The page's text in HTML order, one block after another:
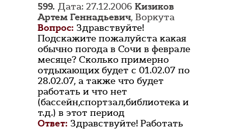
599. Дата: 27.12.2006 Кизиков
Артем Геннадьевич, Воркута
Вопрос: Здравствуйте!
Подскажите пожалуйста какая
обычно погода в Сочи в феврале
месяце? Сколько примерно
отдыхающих будет с 01.02.07 по
28.02.07, а также что будет
работать и что нет
(бассейн,спортзал,библиотека и
т.д.) в этот период
Ответ: Здравствуйте! Работать